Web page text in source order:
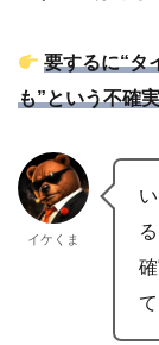
要するに“タ
も”という不確
イケくま
る